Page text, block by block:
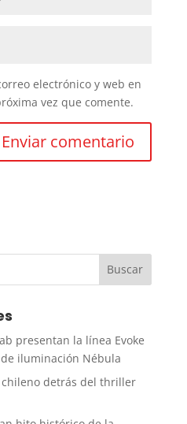
electrónico y web en
vez que comente.
presentan la línea Evoke
iluminación Nébula
chileno detrás del thriller